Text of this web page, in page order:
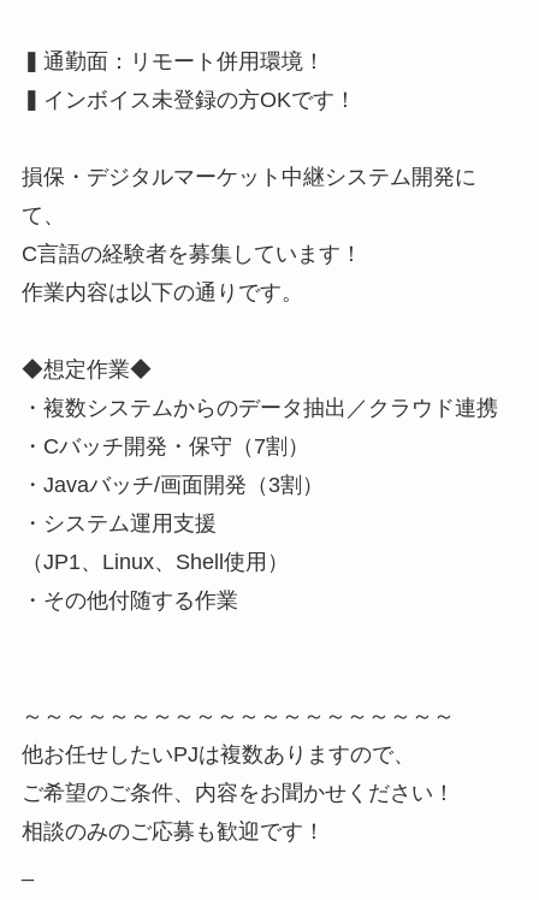
▍通勤面：リモート併用環境！
▍インボイス未登録の方OKです！
損保・デジタルマーケット中継システム開発に
て、
C言語の経験者を募集しています！
作業内容は以下の通りです。
◆想定作業◆
・複数システムからのデータ抽出／クラウド連携
・Cバッチ開発・保守（7割）
・Javaバッチ/画面開発（3割）
・システム運用支援
（JP1、Linux、Shell使用）
・その他付随する作業
～～～～～～～～～～～～～～～～～～～～
他お任せしたいPJは複数ありますので、
ご希望のご条件、内容をお聞かせください！
相談のみのご応募も歓迎です！